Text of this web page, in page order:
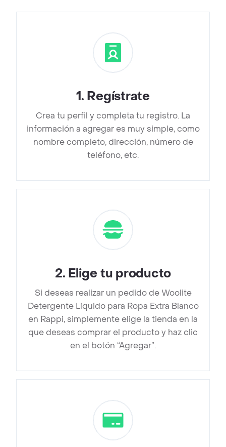
1. Regístrate
Crea tu perfil y completa tu registro. La
información a agregar es muy simple, como
nombre completo, dirección, número de
teléfono, etc.
2. Elige tu producto
Si deseas realizar un pedido de Woolite
Detergente Líquido para Ropa Extra Blanco
en Rappi, simplemente elige la tienda en la
que deseas comprar el producto y haz clic
en el botón “Agregar”.